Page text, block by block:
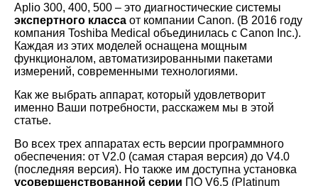
Aplio 300, 400, 500 – это диагностические системы
экспертного класса от компании Canon. (В 2016 году
компания Toshiba Medical объединилась с Canon Inc.).
Каждая из этих моделей оснащена мощным
функционалом, автоматизированными пакетами
измерений, современными технологиями.
Как же выбрать аппарат, который удовлетворит
именно Ваши потребности, расскажем мы в этой
статье.
Во всех трех аппаратах есть версии программного
обеспечения: от V2.0 (самая старая версия) до V4.0
(последняя версия). Но также им доступна установка
усовершенствованной серии ПО V6.5 (Platinum